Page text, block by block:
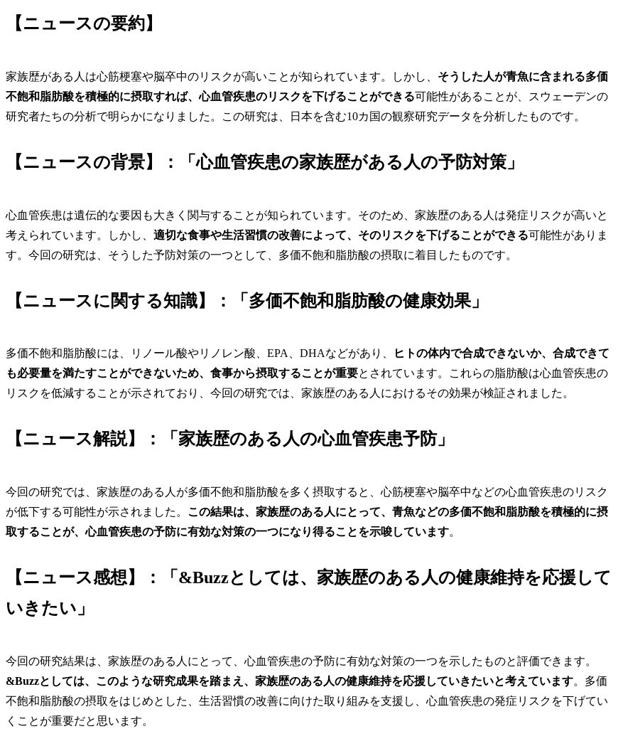
【ニュースの要約】
家族歴がある人は心筋梗塞や脳卒中のリスクが高いことが知られています。しかし、 そうした人が青魚に含まれる多価
不飽和脂肪酸を積極的に摂取すれば、心血管疾患のリスクを下げることができる可能性があることが、スウェーデンの
研究者たちの分析で明らかになりました。この研究は、日本を含む10カ国の観察研究データを分析したものです。
【ニュースの背景】：「心血管疾患の家族歴がある人の予防対策」
心血管疾患は遺伝的な要因も大きく関与することが知られています。そのため、家族歴のある人は発症リスクが高いと
考えられています。しかし、 適切な食事や生活習慣の改善によって、そのリスクを下げることができる可能性がありま
す。今回の研究は、そうした予防対策の一つとして、多価不飽和脂肪酸の摂取に着目したものです。
【ニュースに関する知識】：「多価不飽和脂肪酸の健康効果」
多価不飽和脂肪酸には、リノール酸やリノレン酸、EPA、DHAなどがあり、
ヒトの体内で合成できないか、合成できて
も必要量を満たすことができないため、食事から摂取することが重要とされています。これらの脂肪酸は心血管疾患の
リスクを低減することが示されており、今回の研究では、家族歴のある人におけるその効果が検証されました。
【ニュース解説】：「家族歴のある人の心血管疾患予防」
今回の研究では、家族歴のある人が多価不飽和脂肪酸を多く摂取すると、心筋梗塞や脳卒中などの心血管疾患のリスク
が低下する可能性が示されました。 この結果は、家族歴のある人にとって、青魚などの多価不飽和脂肪酸を積極的に摂
取することが、心血管疾患の予防に有効な対策の一つになり得ることを示唆しています。
【ニュース感想】：「&Buzzとしては、家族歴のある人の健康維持を応援して
いきたい」
今回の研究結果は、家族歴のある人にとって、心血管疾患の予防に有効な対策の一つを示したものと評価できます。
&Buzzとしては、このような研究成果を踏まえ、家族歴のある人の健康維持を応援していきたいと考えています。多価
不飽和脂肪酸の摂取をはじめとした、生活習慣の改善に向けた取り組みを支援し、心血管疾患の発症リスクを下げてい
くことが重要だと思います。